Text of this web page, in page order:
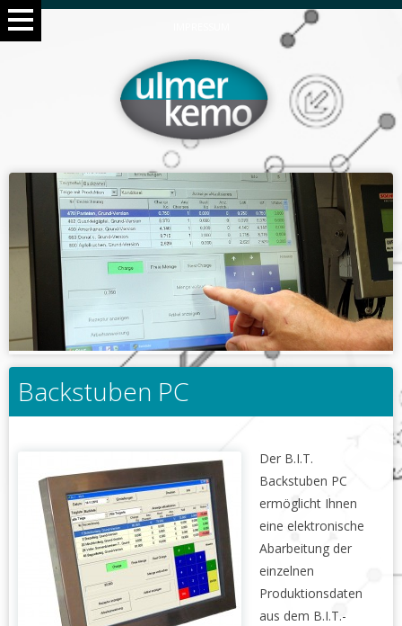
Backstuben PC
Der B.I.T.
Backstuben PC
ermöglicht Ihnen
eine elektronische
Abarbeitung der
einzelnen
Produktionsdaten
aus dem B.I.T.-